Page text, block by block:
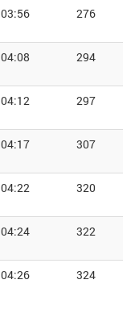
03:56 276
04:08 294
04:12 297
04:17 307
04:22 320
04:24 322
04:26 324